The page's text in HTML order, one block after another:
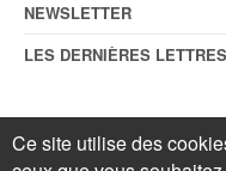
NEWSLETTER
LES DERNIÈRES LETTRES
© ForestopicMentions légales
écrite préalable.Gestionnaire
Ce site utilise des